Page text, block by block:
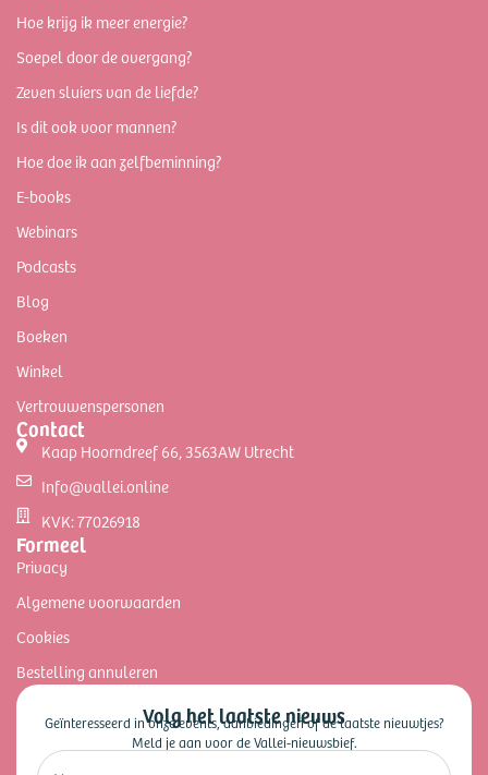
Hoe krijg ik meer energie?
Soepel door de overgang?
Zeven sluiers van de liefde?
Is dit ook voor mannen?
Hoe doe ik aan zelfbeminning?
E-books
Webinars
Podcasts
Blog
Boeken
Winkel
Vertrouwenspersonen
Contact
Kaap Hoorndreef 66, 3563AW Utrecht
Info@vallei.online
KVK: 77026918
Formeel
Privacy
Algemene voorwaarden
Cookies
Bestelling annuleren
Volg het laatste nieuws
Geïnteresseerd in onze events, aanbiedingen of de laatste nieuwtjes?
Meld je aan voor de Vallei-nieuwsbief.